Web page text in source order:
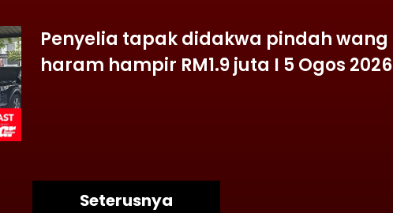
Penyelia tapak didakwa pindah wang
haram hampir RM1.9 juta I 5 Ogos 2026
Seterusnya